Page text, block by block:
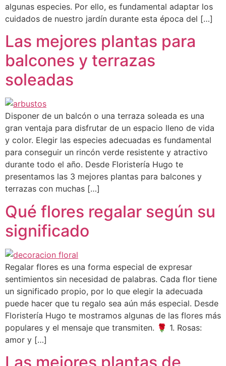
algunas especies. Por ello, es fundamental adaptar los
cuidados de nuestro jardín durante esta época del […]
Las mejores plantas para
balcones y terrazas
soleadas
Disponer de un balcón o una terraza soleada es una
gran ventaja para disfrutar de un espacio lleno de vida
y color. Elegir las especies adecuadas es fundamental
para conseguir un rincón verde resistente y atractivo
durante todo el año. Desde Floristería Hugo te
presentamos las 3 mejores plantas para balcones y
terrazas con muchas […]
Qué flores regalar según su
significado
Regalar flores es una forma especial de expresar
sentimientos sin necesidad de palabras. Cada flor tiene
un significado propio, por lo que elegir la adecuada
puede hacer que tu regalo sea aún más especial. Desde
Floristería Hugo te mostramos algunas de las flores más
populares y el mensaje que transmiten. 🌹 1. Rosas:
amor y […]